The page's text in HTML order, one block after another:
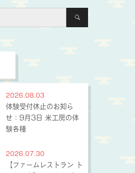
2026.08.03
体験受付休止のお知ら
せ：9月3日 米工房の体
験各種
2026.07.30
【ファームレストラン ト